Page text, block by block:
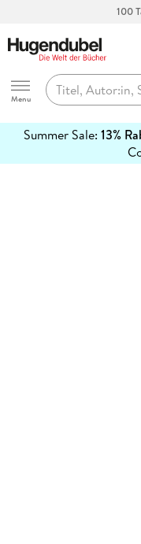
100
Hugendubel
Menu
Summer Sale: 13%
erfahren